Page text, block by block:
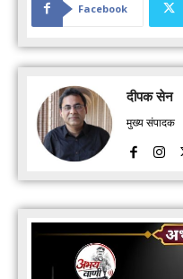
Facebook
दीपक सेन
मुख्य संपादक